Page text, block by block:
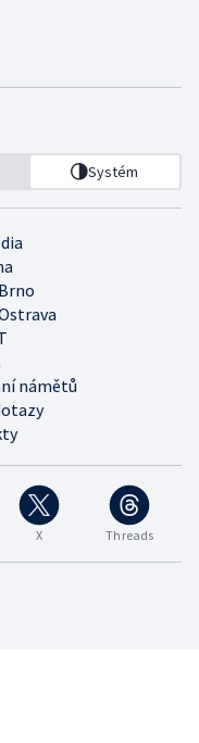
Systém
námětů
X Threads